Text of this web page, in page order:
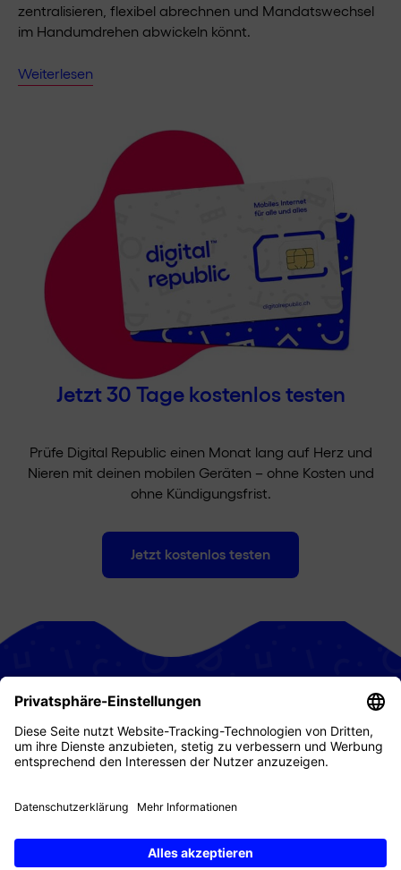
zentralisieren, flexibel abrechnen und Mandatswechsel
im Handumdrehen abwickeln könnt.
Weiterlesen
Jetzt 30 Tage kostenlos testen
Prüfe Digital Republic einen Monat lang auf Herz und
Nieren mit deinen mobilen Geräten – ohne Kosten und
ohne Kündigungsfrist.
Jetzt kostenlos testen
Privatkunden
Geschäftskunden
Digital Republic
Supportcenter